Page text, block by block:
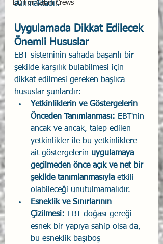
EQ For Cabin Crews
sunmaktadır.
Uygulamada Dikkat Edilecek
Önemli Hususlar
EBT sisteminin sahada başarılı bir
şekilde karşılık bulabilmesi için
dikkat edilmesi gereken başlıca
hususlar şunlardır:
Yetkinliklerin ve Göstergelerin
Önceden Tanımlanması: EBT'nin
ancak ve ancak, talep edilen
yetkinlikler ile bu yetkinliklere
ait göstergelerin uygulamaya
geçilmeden önce açık ve net bir
şekilde tanımlanmasıyla etkili
olabileceği unutulmamalıdır.
Esneklik ve Sınırlarının
Çizilmesi: EBT doğası gereği
esnek bir yapıya sahip olsa da,
bu esneklik başıboş